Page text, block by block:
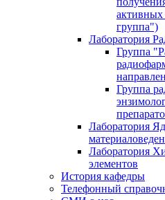
активных
группа")
Лаборатория
Группа
Группа
Лаборатория
Лаборатория
элементов
История кафедры
Телефонный